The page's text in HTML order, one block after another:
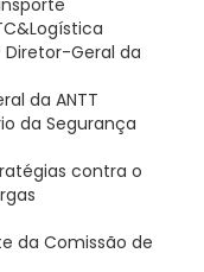
– Diretor-Geral da
da ANTT
da Segurança
contra o
da Comissão de